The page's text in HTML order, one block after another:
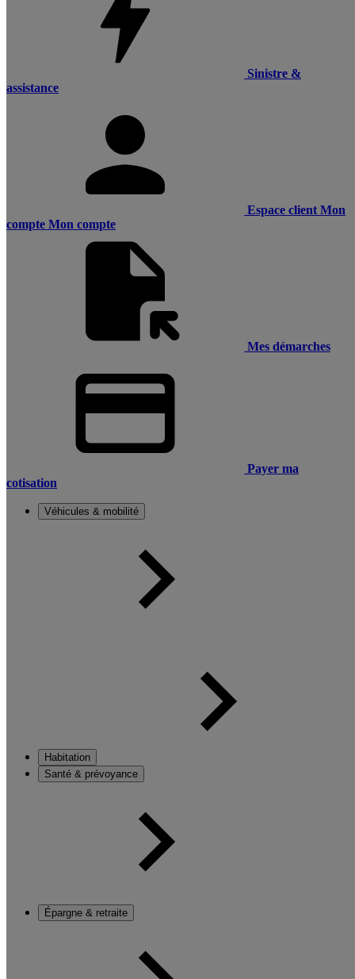
Sinistre &
assistance
Espace client Mon
compte Mon compte
Mes démarches
Payer ma
cotisation
Véhicules & mobilité
Habitation
Santé & prévoyance
Épargne & retraite